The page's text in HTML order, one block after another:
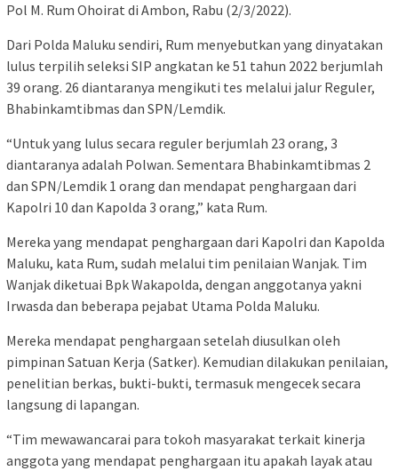
Pol M. Rum Ohoirat di Ambon, Rabu (2/3/2022).
Dari Polda Maluku sendiri, Rum menyebutkan yang dinyatakan
lulus terpilih seleksi SIP angkatan ke 51 tahun 2022 berjumlah
39 orang. 26 diantaranya mengikuti tes melalui jalur Reguler,
Bhabinkamtibmas dan SPN/Lemdik.
“Untuk yang lulus secara reguler berjumlah 23 orang, 3
diantaranya adalah Polwan. Sementara Bhabinkamtibmas 2
dan SPN/Lemdik 1 orang dan mendapat penghargaan dari
Kapolri 10 dan Kapolda 3 orang,” kata Rum.
Mereka yang mendapat penghargaan dari Kapolri dan Kapolda
Maluku, kata Rum, sudah melalui tim penilaian Wanjak. Tim
Wanjak diketuai Bpk Wakapolda, dengan anggotanya yakni
Irwasda dan beberapa pejabat Utama Polda Maluku.
Mereka mendapat penghargaan setelah diusulkan oleh
pimpinan Satuan Kerja (Satker). Kemudian dilakukan penilaian,
penelitian berkas, bukti-bukti, termasuk mengecek secara
langsung di lapangan.
“Tim mewawancarai para tokoh masyarakat terkait kinerja
anggota yang mendapat penghargaan itu apakah layak atau